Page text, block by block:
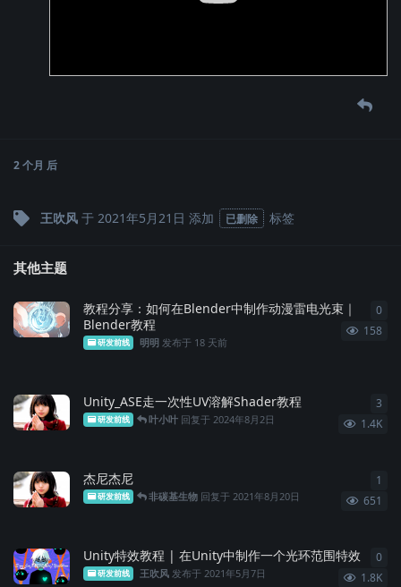
2 个月 后
王吹风 于 2021年5月21日 添加 已删除 标签
其他主题
教程分享：如何在Blender中制作动漫雷电光束｜
Blender教程
研发前线 明明 发布于 18 天前
158
0
Unity_ASE走一次性UV溶解Shader教程
研发前线 叶小叶 回复于2024年8月2日 1.4K
3
杰尼杰尼
研发前线 非碳基生物 回复于2021年8月20日 651
1
Unity特效教程 | 在Unity中制作一个光环范围特效
研发前线 王吹风 发布于2021年5月7日 1.8K
0